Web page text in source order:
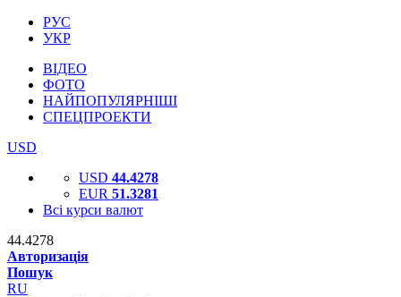
РУС
УКР
ВІДЕО
ФОТО
НАЙПОПУЛЯРНІШІ
СПЕЦПРОЕКТИ
USD
USD 44.4278
EUR 51.3281
Всі курси валют
44.4278
Авторизація
Пошук
RU